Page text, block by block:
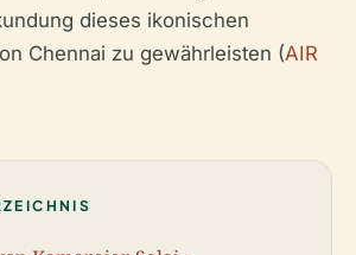
dieses ikonischen
Chennai zu gewährleisten (AIR